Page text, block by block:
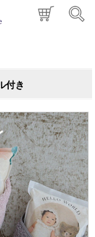
付き